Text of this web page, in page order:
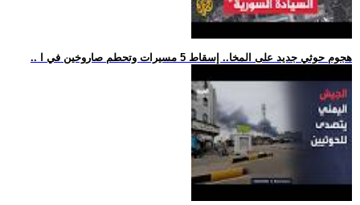
.. هجوم حوثي جديد على المخا.. إسقاط 5 مسيرات وتحطم صاروخين في ا